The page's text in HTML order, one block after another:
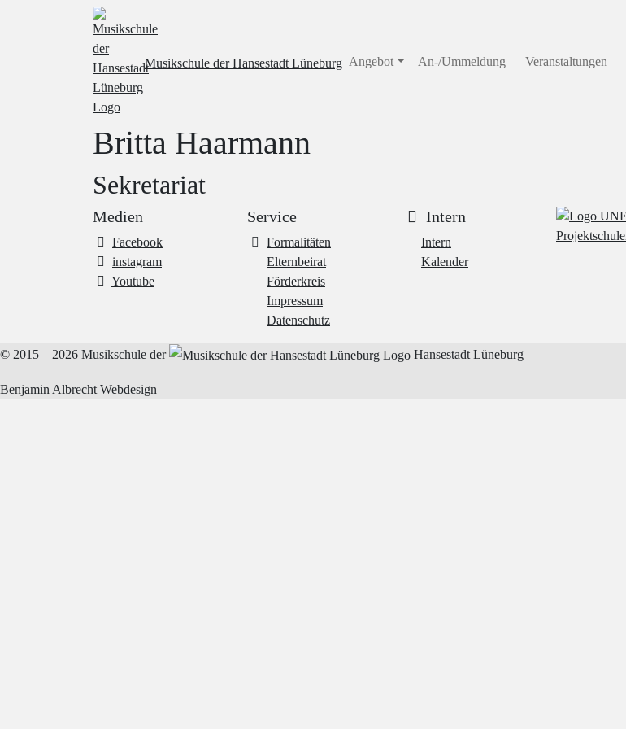
Musikschule der Hansestadt Lüneburg Angebot An-/Ummeldung Veranstaltungen
Britta Haarmann
Sekretariat
Medien
Facebook
instagram
Youtube
Service
Formalitäten
Elternbeirat
Förderkreis
Impressum
Datenschutz
Intern
Intern
Kalender
© 2015 – 2026 Musikschule der Hansestadt Lüneburg
Benjamin Albrecht Webdesign